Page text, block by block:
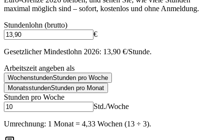
maximal möglich sind – sofort, kostenlos und ohne Anmeldung.
Stundenlohn (brutto)
€
Gesetzlicher Mindestlohn 2026: 13,90 €/Stunde.
Arbeitszeit angeben als
WochenstundenStunden pro Woche
MonatsstundenStunden pro Monat
Stunden pro Woche
Std./Woche
Umrechnung: 1 Monat = 4,33 Wochen (13 ÷ 3).